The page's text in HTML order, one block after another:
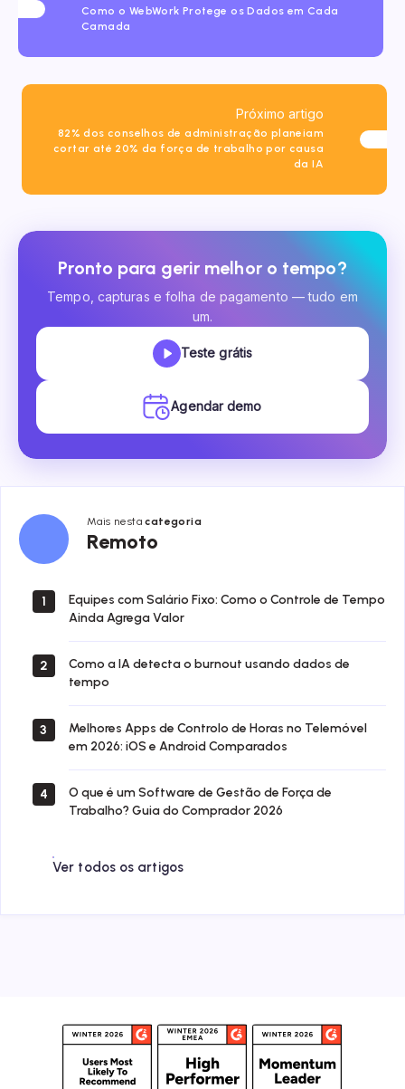
Como o WebWork Protege os Dados em Cada
Camada
Próximo artigo
82% dos conselhos de administração planeiam
cortar até 20% da força de trabalho por causa
da IA
Pronto para gerir melhor o tempo?
Tempo, capturas e folha de pagamento — tudo em
um.
Teste grátis
Agendar demo
Mais nestacategoria
Remoto
Remoto
1
Equipes com Salário Fixo: Como o Controle de Tempo
Ainda Agrega Valor
2
Como a IA detecta o burnout usando dados de
tempo
3
Melhores Apps de Controlo de Horas no Telemóvel
em 2026: iOS e Android Comparados
4
O que é um Software de Gestão de Força de
Trabalho? Guia do Comprador 2026
Ver todos os artigos